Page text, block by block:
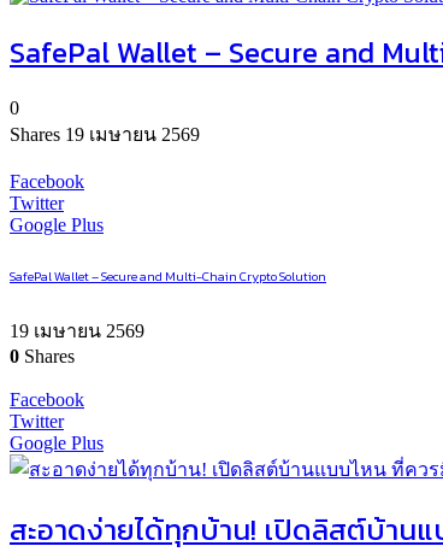
SafePal Wallet – Secure and
0
Shares 19 เมษายน 2569
Facebook
Twitter
Google Plus
SafePal Wallet – Secure and Multi-Chain Crypto Solution
19 เมษายน 2569
0 Shares
Facebook
Twitter
Google Plus
สะอาดง่ายได้ทุกบ้าน! เปิดลิสต์บ้าน